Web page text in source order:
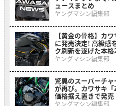
ュースまとめ
ヤングマシン編集部
【黄金の骨格】カ
に発売決定! 高級感
ク刷新を遂げた本
ヤングマシン編集部
驚異のスーパーチ
が再び。カワサキ
価格据え置きで発売
ヤングマシン編集部